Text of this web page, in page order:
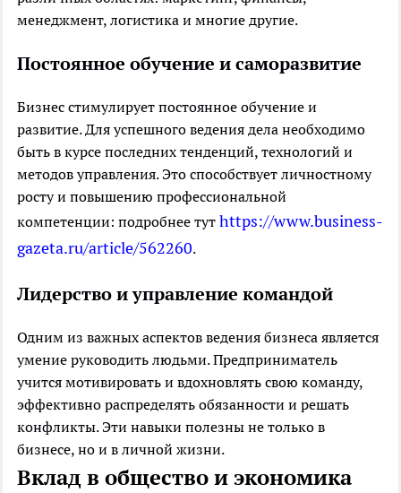
менеджмент, логистика и многие другие.
Постоянное обучение и саморазвитие
Бизнес стимулирует постоянное обучение и
развитие. Для успешного ведения дела необходимо
быть в курсе последних тенденций, технологий и
методов управления. Это способствует личностному
росту и повышению профессиональной
компетенции: подробнее тут https://www.business-
gazeta.ru/article/562260.
Лидерство и управление командой
Одним из важных аспектов ведения бизнеса является
умение руководить людьми. Предприниматель
учится мотивировать и вдохновлять свою команду,
эффективно распределять обязанности и решать
конфликты. Эти навыки полезны не только в
бизнесе, но и в личной жизни.
Вклад в общество и экономика